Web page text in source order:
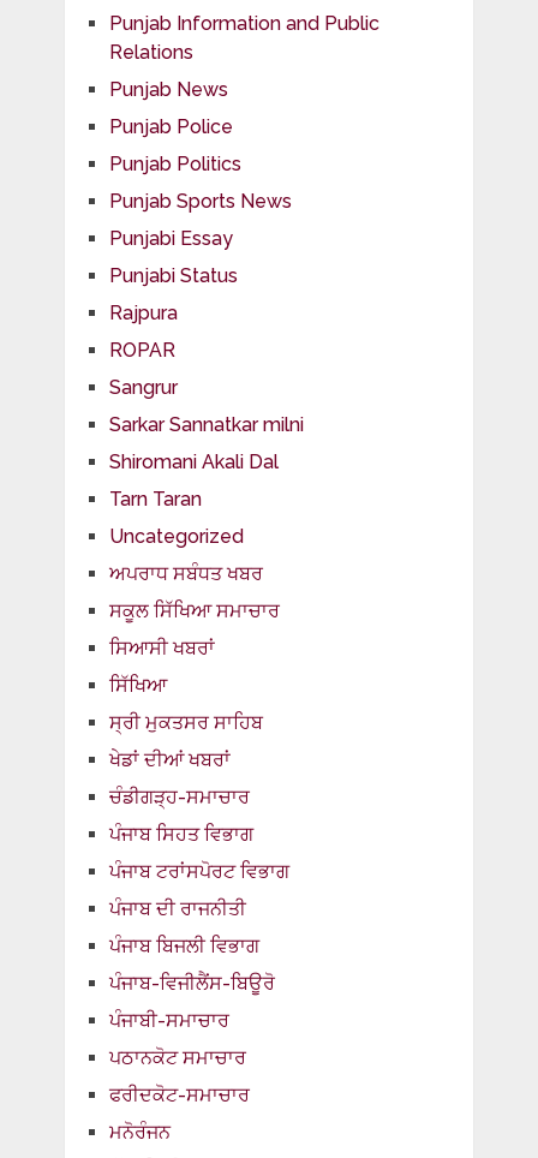
Punjab Information and Public
Relations
Punjab News
Punjab Police
Punjab Politics
Punjab Sports News
Punjabi Essay
Punjabi Status
Rajpura
ROPAR
Sangrur
Sarkar Sannatkar milni
Shiromani Akali Dal
Tarn Taran
Uncategorized
ਅਪਰਾਧ ਸਬੰਧਤ ਖਬਰ
ਸਕੂਲ ਸਿੱਖਿਆ ਸਮਾਚਾਰ
ਸਿਆਸੀ ਖਬਰਾਂ
ਸਿੱਖਿਆ
ਸ੍ਰੀ ਮੁਕਤਸਰ ਸਾਹਿਬ
ਖੇਡਾਂ ਦੀਆਂ ਖਬਰਾਂ
ਚੰਡੀਗੜ੍ਹ-ਸਮਾਚਾਰ
ਪੰਜਾਬ ਸਿਹਤ ਵਿਭਾਗ
ਪੰਜਾਬ ਟਰਾਂਸਪੋਰਟ ਵਿਭਾਗ
ਪੰਜਾਬ ਦੀ ਰਾਜਨੀਤੀ
ਪੰਜਾਬ ਬਿਜਲੀ ਵਿਭਾਗ
ਪੰਜਾਬ-ਵਿਜੀਲੈਂਸ-ਬਿਊਰੋ
ਪੰਜਾਬੀ-ਸਮਾਚਾਰ
ਪਠਾਨਕੋਟ ਸਮਾਚਾਰ
ਫਰੀਦਕੋਟ-ਸਮਾਚਾਰ
ਮਨੋਰੰਜਨ